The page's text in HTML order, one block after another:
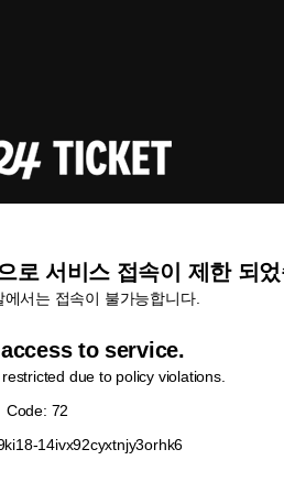
로 서비스 접속이 제한 되
서는 접속이 불가능합니다.
to service.
due to policy violations.
Code: 72
14ivx92cyxtnjy3orhk6